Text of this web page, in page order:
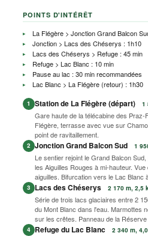
POINTS D'INTÉRÊT
La Flégère > Jonction Grand Balcon
Jonction > Lacs des Chéserys : 1h10
Lacs des Chéserys > Refuge : 45 min
Refuge > Lac Blanc : 10 min
Pause au lac : 30 min recommandées
Lac Blanc > La Flégère (retour) : 1h30
1 Station de La Flégère (départ) 1
Gare haute de la télécabine des
Flégère, terrasse avec vue sur
point de ravitaillement.
2 Jonction Grand Balcon Sud 1
Le sentier rejoint le Grand Balcon
les Aiguilles Rouges à mi-hauteur.
aiguilles. Bifurcation vers le Lac Blanc
3 Lacs des Chéserys 2 170 m, 2,5
Série de trois lacs glaciaires entre 2
du Mont Blanc dans l'eau. Marmottes
sur les crêtes. Panneau de la
4 Refuge du Lac Blanc 2 340 m,